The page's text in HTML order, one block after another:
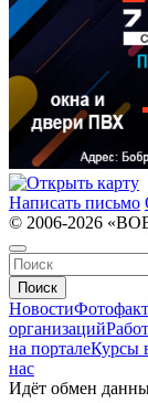
Написать письмо
© 2006-2026
Поиск
НовостиФотофакт
организаций
на порталеКурсы
нас
Идёт обмен